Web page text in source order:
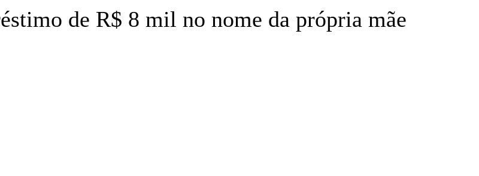
de R$ 8 mil no nome da própria mãe